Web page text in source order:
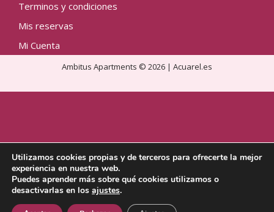
Terminos y condiciones
Mis reservas
Mi Cuenta
Ambitus Apartments © 2026 | Acuarel.es
Utilizamos cookies propias y de terceros para ofrecerte la mejor
experiencia en nuestra web.
Puedes aprender más sobre qué cookies utilizamos o
desactivarlas en los ajustes.